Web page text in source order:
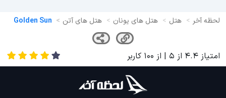
لحظه آخر هتل هتل های یونان هتل های آتن Golden Sun
امتیاز 4.4 از 5 | از 100 کاربر